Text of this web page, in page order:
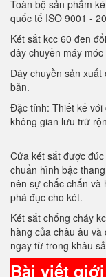
Toàn bộ sản phẩm
quốc tế ISO 9001 -
Két sắt kcc 60 đen
dây chuyền máy
Dây chuyền sản
bản.
Đặc tính: Thiết kế với
không gian lưu trữ
Cửa két sắt được
chuẩn hình bậc
nên sự chắc chắn và
phá đục cho két.
Két sắt chống cháy
hàng của châu âu
ngay từ trong khâu
Bài viết